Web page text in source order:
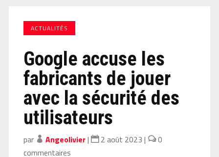
ACTUALITÉS
Google accuse les
fabricants de jouer
avec la sécurité des
utilisateurs
par Angeolivier| 2 août 2023 |
0
commentaires